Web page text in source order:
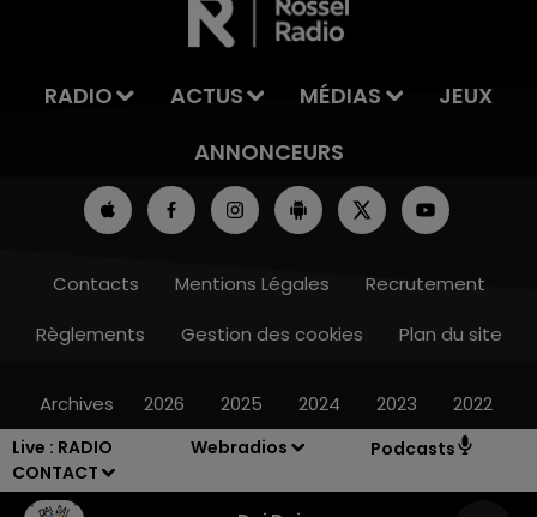
Live : RADIO
CONTACT
Webradios Podcasts
RADIO ACTUS MÉDIAS
JEUX
ANNONCEURS
Contacts Mentions Légales
Recrutement
Règlements
Gestion des cookies Plan du site
Archives 2026 2025 2024 2023 2022